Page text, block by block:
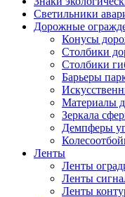
Светильники
Дорожные
Конусы
Столбики
Столбики
Барьеры
Материалы
Зеркала
Демпферы
Ленты
Ленты
Ленты
Ленты